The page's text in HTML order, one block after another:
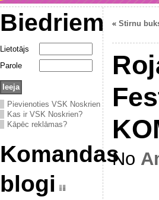
Biedriem
Lietotājs
Parole
Pievienoties VSK Noskrien
Kas ir VSK Noskrien?
Kāpēc reklāmas?
Komandas
blogi
« Stirnu
No